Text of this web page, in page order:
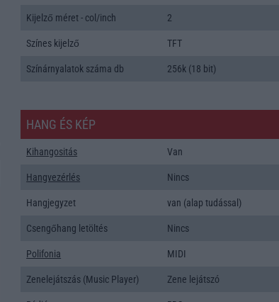
Kijelző méret - col/inch 2
Színes kijelző TFT
Színárnyalatok száma db 256k (18 bit)
HANG ÉS KÉP
Kihangositás Van
Hangvezérlés Nincs
Hangjegyzet van (alap tudással)
Csengőhang letöltés Nincs
Polifonia MIDI
Zenelejátszás (Music Player) Zene lejátszó